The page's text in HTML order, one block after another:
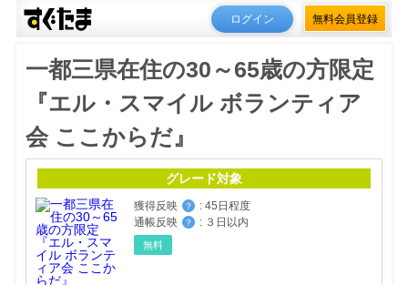
ログイン 無料会員登録
一都三県在住の30～65歳の方限定
『エル・スマイル ボランティア
会 ここからだ』
グレード対象
獲得反映 ？ : 45日程度
通帳反映
？ : ３日以内
無料